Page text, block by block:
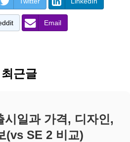
Email
최근글
시일과 가격, 디자인,
(vs SE 2 비교)